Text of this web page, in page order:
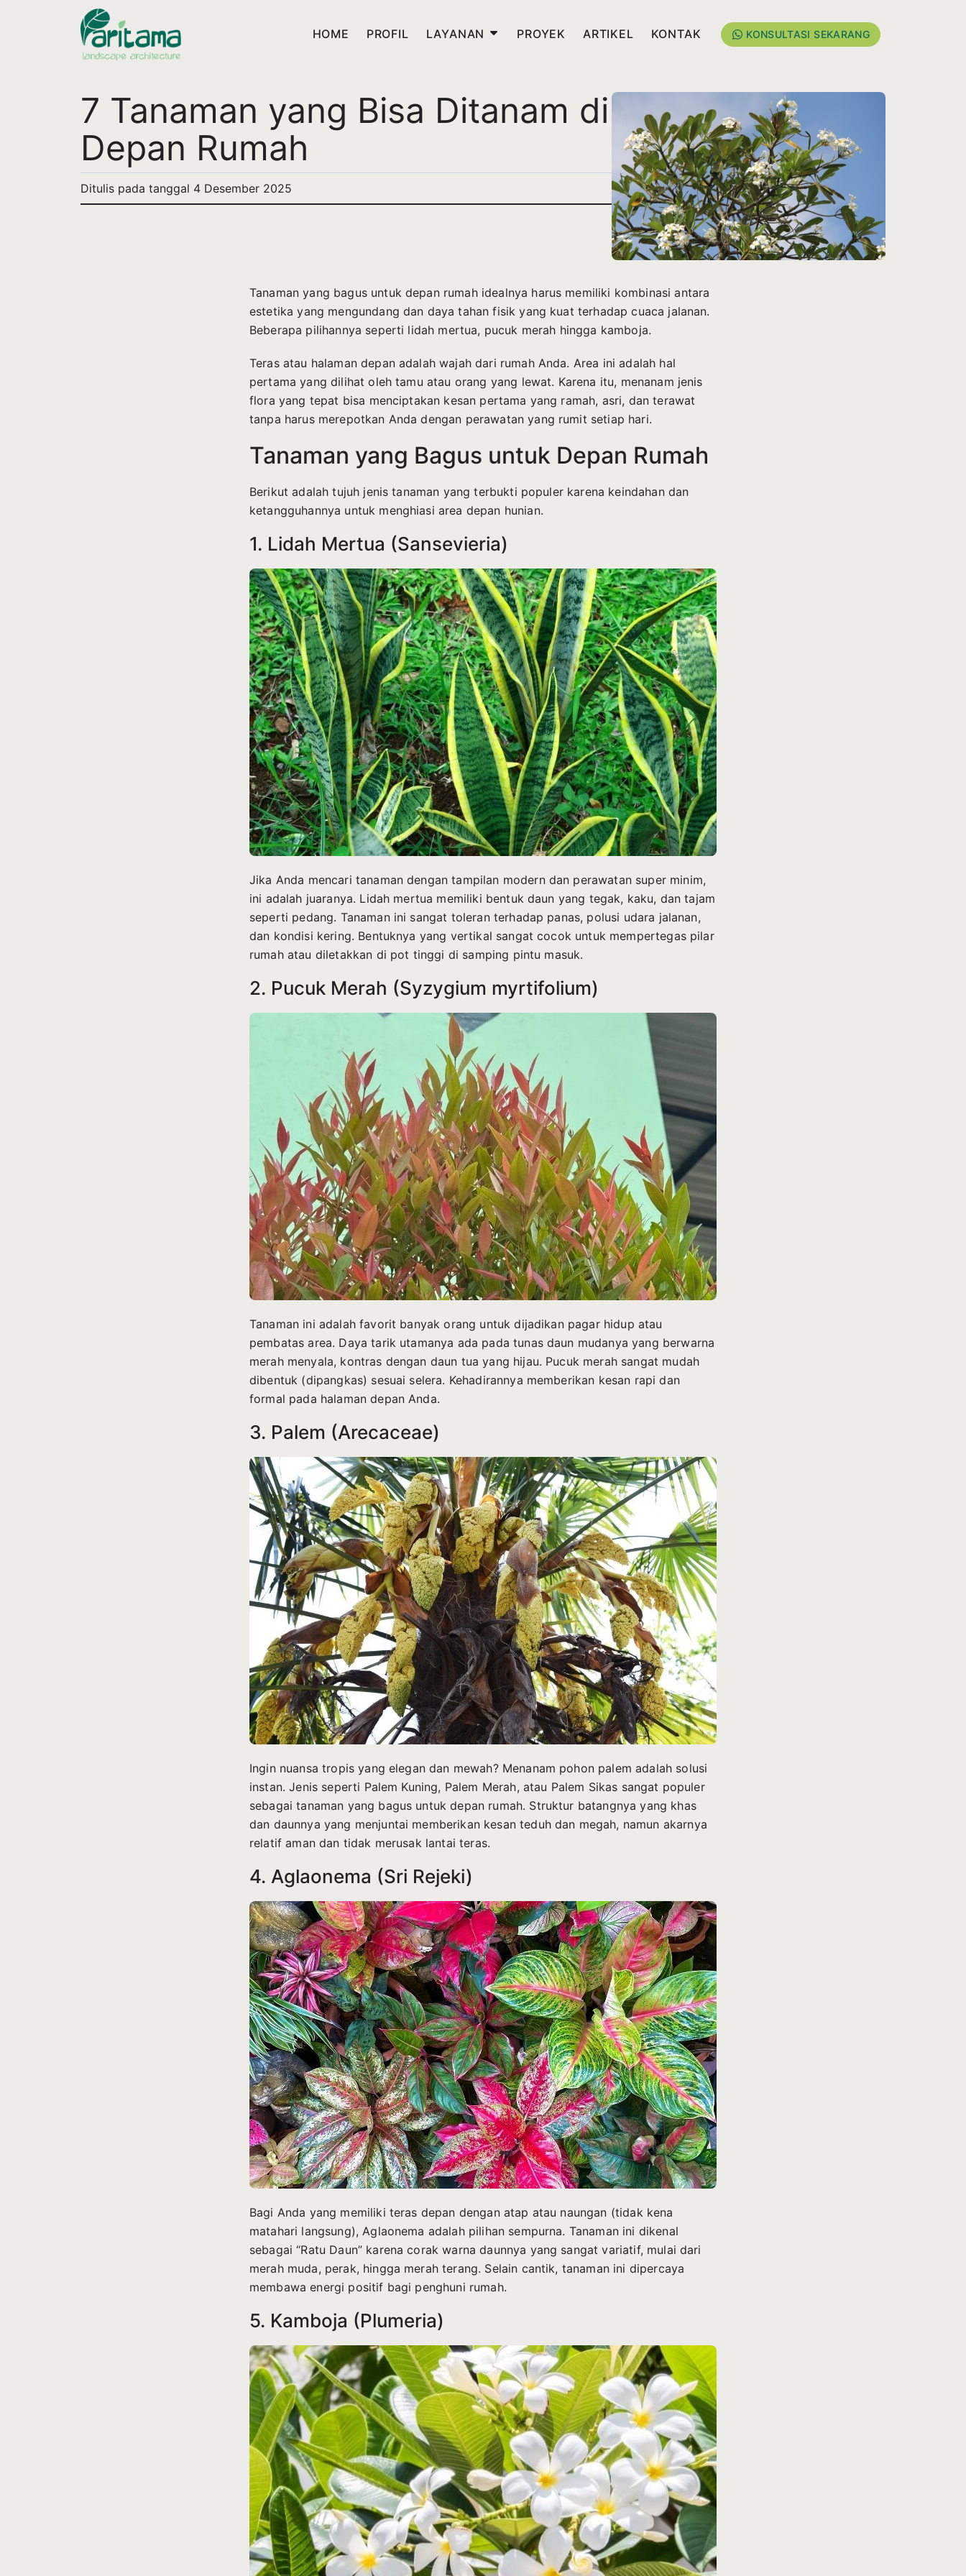
HOME PROFIL LAYANAN PROYEK ARTIKEL KONTAK KONSULTASI SEKARANG
7 Tanaman yang Bisa Ditanam di
Depan Rumah
Ditulis pada tanggal 4 Desember 2025
Tanaman yang bagus untuk depan rumah idealnya harus memiliki kombinasi antara
estetika yang mengundang dan daya tahan fisik yang kuat terhadap cuaca jalanan.
Beberapa pilihannya seperti lidah mertua, pucuk merah hingga kamboja.
Teras atau halaman depan adalah wajah dari rumah Anda. Area ini adalah hal
pertama yang dilihat oleh tamu atau orang yang lewat. Karena itu, menanam jenis
flora yang tepat bisa menciptakan kesan pertama yang ramah, asri, dan terawat
tanpa harus merepotkan Anda dengan perawatan yang rumit setiap hari.
Tanaman yang Bagus untuk Depan Rumah
Berikut adalah tujuh jenis tanaman yang terbukti populer karena keindahan dan
ketangguhannya untuk menghiasi area depan hunian.
1. Lidah Mertua (Sansevieria)
Jika Anda mencari tanaman dengan tampilan modern dan perawatan super minim,
ini adalah juaranya. Lidah mertua memiliki bentuk daun yang tegak, kaku, dan tajam
seperti pedang. Tanaman ini sangat toleran terhadap panas, polusi udara jalanan,
dan kondisi kering. Bentuknya yang vertikal sangat cocok untuk mempertegas pilar
rumah atau diletakkan di pot tinggi di samping pintu masuk.
2. Pucuk Merah (Syzygium myrtifolium)
Tanaman ini adalah favorit banyak orang untuk dijadikan pagar hidup atau
pembatas area. Daya tarik utamanya ada pada tunas daun mudanya yang berwarna
merah menyala, kontras dengan daun tua yang hijau. Pucuk merah sangat mudah
dibentuk (dipangkas) sesuai selera. Kehadirannya memberikan kesan rapi dan
formal pada halaman depan Anda.
3. Palem (Arecaceae)
Ingin nuansa tropis yang elegan dan mewah? Menanam pohon palem adalah solusi
instan. Jenis seperti Palem Kuning, Palem Merah, atau Palem Sikas sangat populer
sebagai tanaman yang bagus untuk depan rumah. Struktur batangnya yang khas
dan daunnya yang menjuntai memberikan kesan teduh dan megah, namun akarnya
relatif aman dan tidak merusak lantai teras.
4. Aglaonema (Sri Rejeki)
Bagi Anda yang memiliki teras depan dengan atap atau naungan (tidak kena
matahari langsung), Aglaonema adalah pilihan sempurna. Tanaman ini dikenal
sebagai “Ratu Daun” karena corak warna daunnya yang sangat variatif, mulai dari
merah muda, perak, hingga merah terang. Selain cantik, tanaman ini dipercaya
membawa energi positif bagi penghuni rumah.
5. Kamboja (Plumeria)